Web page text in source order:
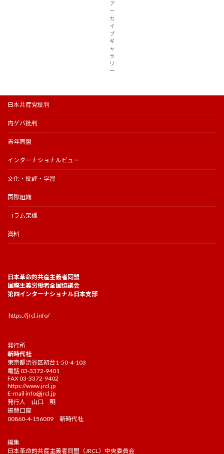
ア
ー
カ
イ
ブ
ギ
ャ
ラ
リ
ー
日本共産党批判
内ゲバ批判
青年同盟
インターナショナルビュー
文化・批評・学習
国際組織
コラム架橋
資料
日本革命的共産主義者同盟
国際主義労働者全国協議会
第四インターナショナル日本支部
https://jrcl.info/
発行所
新時代社
東京都渋谷区初台1-50-4-103
電話 03-3372-9401
FAX 03-3372-9402
https://www.jrcl.jp
E-mail info@jrcl.jp
発行人 山口 明
振替口座
00860-4-156009 新時代社
編集
日本革命的共産主義者同盟（JRCL）中央委員会